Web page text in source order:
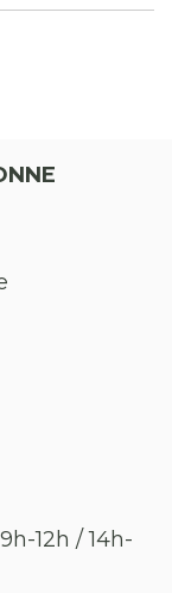
12h / 14h-